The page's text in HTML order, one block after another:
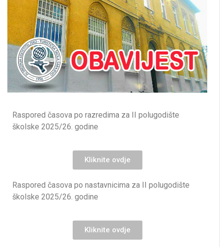
Raspored časova po razredima za II polugodište
školske 2025/26. godine
Kliknite ovdje
Raspored časova po nastavnicima za II polugodište
školske 2025/26. godine
Kliknite ovdje